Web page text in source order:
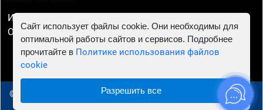
ИП Смирнов Георгий Павлович. ИНН 781302555843,
ОГРНИП 324470400032610
© 2010 - 2026 Чип тюнинг в Новосибирске - Автосервис
Сайт использует файлы cookie. Они необходимы для
оптимальной работы сайтов и сервисов. Подробнее
прочитайте в Политике использования файлов
cookie
Разрешить все